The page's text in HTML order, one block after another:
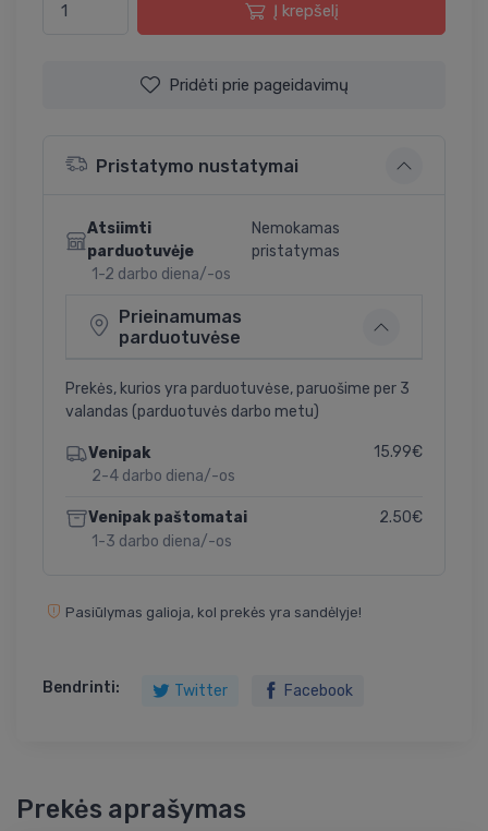
Į krepšelį
Pridėti prie pageidavimų
Pristatymo nustatymai
Atsiimti
parduotuvėje
1-2 darbo diena/-os
Nemokamas
pristatymas
Prieinamumas
parduotuvėse
Prekės, kurios yra parduotuvėse, paruošime per 3
valandas (parduotuvės darbo metu)
Venipak
2-4 darbo diena/-os
15.99€
Venipak paštomatai
1-3 darbo diena/-os
2.50€
Pasiūlymas galioja, kol prekės yra sandėlyje!
Bendrinti: Twitter Facebook
Prekės aprašymas